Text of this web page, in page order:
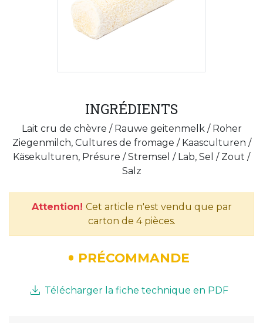
INGRÉDIENTS
Lait cru de chèvre / Rauwe geitenmelk / Roher
Ziegenmilch, Cultures de fromage / Kaasculturen /
Käsekulturen, Présure / Stremsel / Lab, Sel / Zout /
Salz
Attention! Cet article n'est vendu que par
carton de 4 pièces.
PRÉCOMMANDE
Télécharger la fiche technique en PDF